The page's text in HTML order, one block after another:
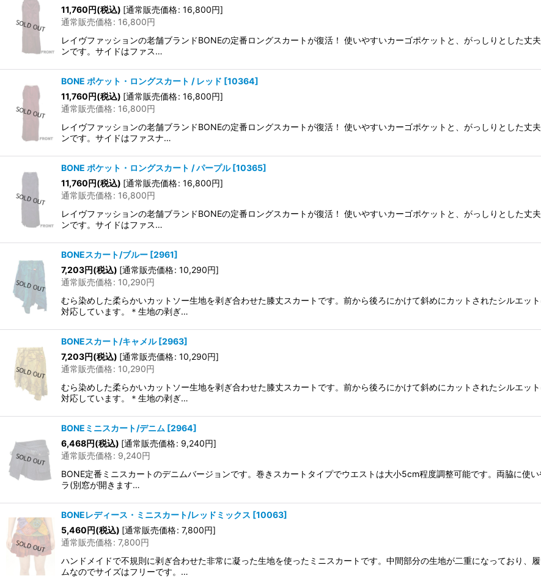
11,760円(税込) [通常販売価格: 16,800円]
通常販売価格: 16,800円
レイヴファッションの老舗ブランドBONEの定番ロングスカートが復活！ 使いやすいカーゴポケットと、がっしりとした丈
ンです。サイドはファス…
BONE ポケット・ロングスカート / レッド [10364]
11,760円(税込) [通常販売価格: 16,800円]
通常販売価格: 16,800円
レイヴファッションの老舗ブランドBONEの定番ロングスカートが復活！ 使いやすいカーゴポケットと、がっしりとした丈
ンです。サイドはファスナ…
BONE ポケット・ロングスカート / パープル [10365]
11,760円(税込) [通常販売価格: 16,800円]
通常販売価格: 16,800円
レイヴファッションの老舗ブランドBONEの定番ロングスカートが復活！ 使いやすいカーゴポケットと、がっしりとした丈
ンです。サイドはファス…
BONEスカート/ブルー [2961]
7,203円(税込) [通常販売価格: 10,290円]
通常販売価格: 10,290円
むら染めした柔らかいカットソー生地を剥ぎ合わせた膝丈スカートです。前から後ろにかけて斜めにカットされたシルエッ
対応しています。＊生地の剥ぎ…
BONEスカート/キャメル [2963]
7,203円(税込) [通常販売価格: 10,290円]
通常販売価格: 10,290円
むら染めした柔らかいカットソー生地を剥ぎ合わせた膝丈スカートです。前から後ろにかけて斜めにカットされたシルエッ
対応しています。＊生地の剥ぎ…
BONEミニスカート/デニム [2964]
6,468円(税込) [通常販売価格: 9,240円]
通常販売価格: 9,240円
BONE定番ミニスカートのデニムバージョンです。巻きスカートタイプでウエストは大小5cm程度調整可能です。両脇に
ラ(別窓が開きます…
BONEレディース・ミニスカート/レッドミックス [10063]
5,460円(税込) [通常販売価格: 7,800円]
通常販売価格: 7,800円
ハンドメイドで不規則に剥ぎ合わせた非常に凝った生地を使ったミニスカートです。中間部分の生地が二重になっており、
ムなのでサイズはフリーです。…